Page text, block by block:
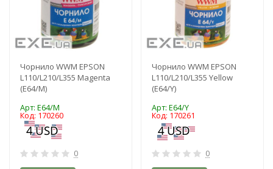
Чорнило WWM EPSON
L110/L210/L355 Magenta
(E64/M)
Арт: E64/M
Код: 170260
0
Чорнило WWM EPSON
L110/L210/L355 Yellow
(E64/Y)
Арт: E64/Y
Код: 170261
0